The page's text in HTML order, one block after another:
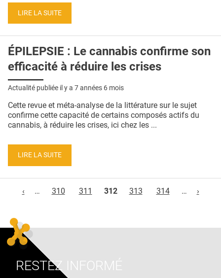
LIRE LA SUITE
ÉPILEPSIE : Le cannabis confirme son
efficacité à réduire les crises
Actualité publiée il y a 7 années 6 mois
Cette revue et méta-analyse de la littérature sur le sujet
confirme cette capacité de certains composés actifs du
cannabis, à réduire les crises, ici chez les ...
LIRE LA SUITE
‹
… 310 311 312 313 314 … ›
RESTEZ INFORMÉ